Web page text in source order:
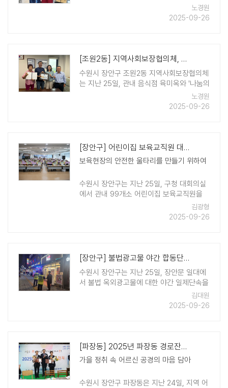
가정에 방문하여 안부와 건강을 살피는 '안
녕하세효(孝)' 사업을 추진했다. 조원2동 지
노경원
2025-09-26
[조원2동] 지역사회보장협의체, 나눔의 가게 협약 체결
수원시 장안구 조원2동 지역사회보장협의체
는 지난 25일, 관내 음식점 육미옥와 '나눔의
가게' 협약을 체결했다고 전했다. '나눔의 가
게'는 도움이 필요한 이웃에게 관내 사업장
노경원
2025-09-26
[장안구] 어린이집 보육교직원 대상 아동학대 예방교육 실시
보육현장의 안전한 울타리를 만들기 위하여
수원시 장안구는 지난 25일, 구청 대회의실
에서 관내 99개소 어린이집 보육교직원을
대상으로 '2025년 어린이집 아동학대 예방
교육'을 실시했다. 이번 교육은 경기도 거점
김광형
2025-09-26
[장안구] 불법광고물 야간 합동단속 실시
수원시 장안구는 지난 25일, 장안문 일대에
서 불법 옥외광고물에 대한 야간 일제단속을
실시했다. 이번 단속은 장안문에서 개최된
수원 화성문화제, 정조대왕 능행차 공동재
김대원
2025-09-26
[파장동] 2025년 파장동 경로잔치 성황리 개최
가을 정취 속 어르신 공경의 마음 담아
수원시 장안구 파장동은 지난 24일, 지역 어